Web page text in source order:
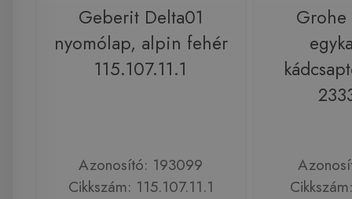
Geberit Delta01
nyomólap, alpin fehér
115.107.11.1
Azonosító: 193099
Cikkszám: 115.107.11.1
Grohe